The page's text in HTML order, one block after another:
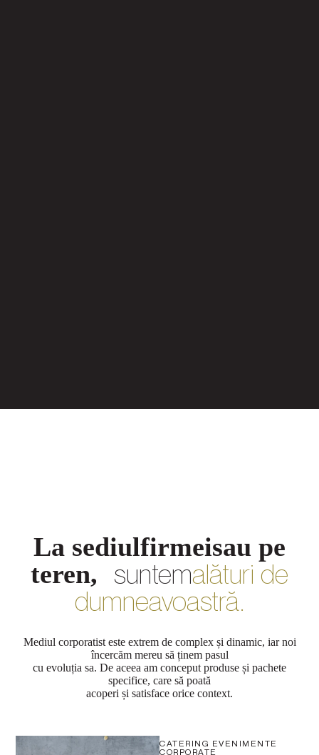
La sediulfirmeisau pe
teren, suntemalături de
dumneavoastră.
Mediul corporatist este extrem de complex și dinamic, iar noi
încercăm mereu să ținem pasul
cu evoluția sa. De aceea am conceput produse și pachete
specifice, care să poată
acoperi și satisface orice context.
CATERING EVENIMENTE
CORPORATE